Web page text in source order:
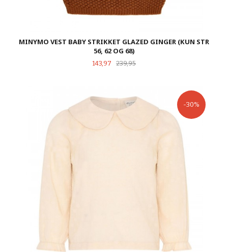
MINYMO VEST BABY STRIKKET GLAZED GINGER (KUN STR
56, 62 OG 68)
Tilbud
143,97 239,95Rabatt
-30%